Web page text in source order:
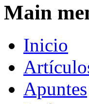
Main
Inicio
Apuntes